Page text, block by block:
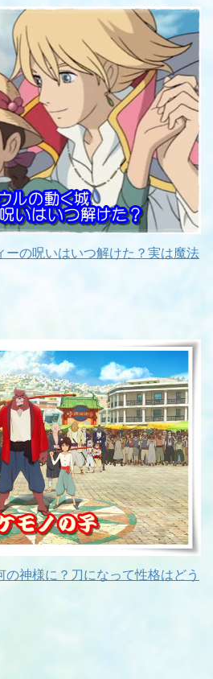
ーの呪いはいつ解けた？実は魔法
神様に？刀になって性格はどう